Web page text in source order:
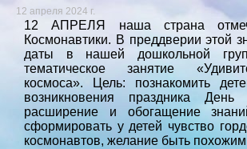
12 апреля 2024 г.
12 АПРЕЛЯ наша страна
Космонавтики. В преддверии этой
даты в нашей дошкольной
тематическое занятие
космоса». Цель: познакомить
возникновения праздника День
расширение и обогащение
сформировать у детей чувство
космонавтов, желание быть